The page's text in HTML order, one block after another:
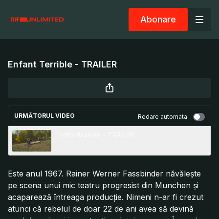
Abonare
Enfant Terrible - TRAILER
URMĂTORUL VIDEO Redare automata
Este anul 1967. Rainer Werner Fassbinder năvăleşte
pe scena unui mic teatru progresist din Munchen şi
acaparează întreaga producţie. Nimeni n-ar fi crezut
atunci că rebelul de doar 22 de ani avea să devină